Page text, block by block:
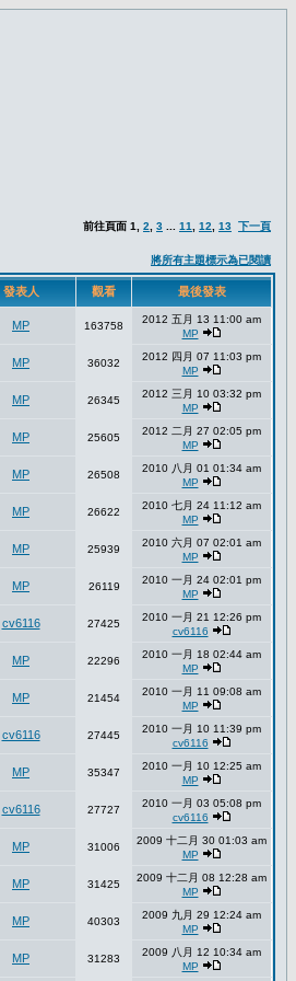
前往頁面 1 2 3 11 12 13 下一頁
將所有主題標示為已閱讀
發表人 觀看 最後發表
MP 163758
2012 五月 13 11:00 am
MP
MP 36032
2012 四月 07 11:03 pm
MP
MP 26345
2012 三月 10 03:32 pm
MP
MP 25605
2012 二月 27 02:05 pm
MP
MP 26508
2010 八月 01 01:34 am
MP
MP 26622
2010 七月 24 11:12 am
MP
MP 25939
2010 六月 07 02:01 am
MP
MP 26119
2010 一月 24 02:01 pm
MP
cv6116 27425
2010 一月 21 12:26 pm
cv6116
MP 22296
2010 一月 18 02:44 am
MP
MP 21454
2010 一月 11 09:08 am
MP
cv6116 27445
2010 一月 10 11:39 pm
cv6116
MP 35347
2010 一月 10 12:25 am
MP
cv6116 27727
2010 一月 03 05:08 pm
cv6116
MP 31006
2009 十二月 30 01:03 am
MP
MP 31425
2009 十二月 08 12:28 am
MP
MP 40303
2009 九月 29 12:24 am
MP
MP 31283
2009 八月 12 10:34 am
MP